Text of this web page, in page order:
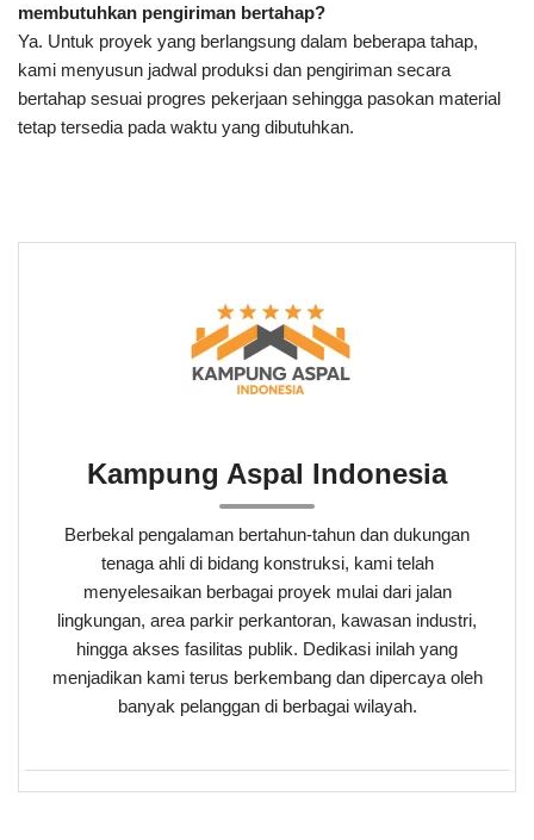
membutuhkan pengiriman bertahap?
Ya. Untuk proyek yang berlangsung dalam beberapa tahap,
kami menyusun jadwal produksi dan pengiriman secara
bertahap sesuai progres pekerjaan sehingga pasokan material
tetap tersedia pada waktu yang dibutuhkan.
Kampung Aspal Indonesia
Berbekal pengalaman bertahun-tahun dan dukungan
tenaga ahli di bidang konstruksi, kami telah
menyelesaikan berbagai proyek mulai dari jalan
lingkungan, area parkir perkantoran, kawasan industri,
hingga akses fasilitas publik. Dedikasi inilah yang
menjadikan kami terus berkembang dan dipercaya oleh
banyak pelanggan di berbagai wilayah.